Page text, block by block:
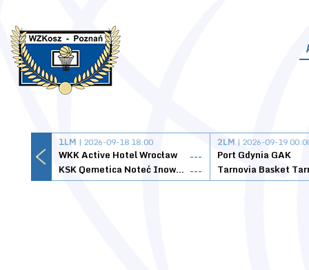
1LM | 2026-09-18 18:00
WKK Active Hotel Wrocław
---
KSK Qemetica Noteć Inowrocław ---
2LM | 2026-09-19
Port Gdynia GAK